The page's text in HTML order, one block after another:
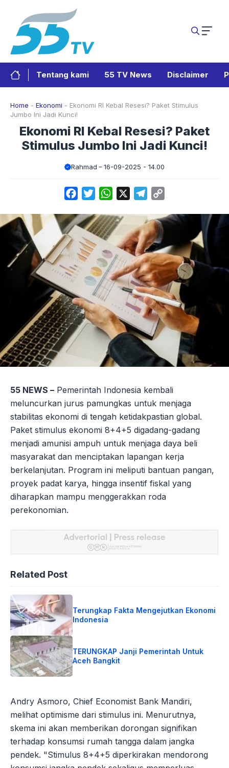
Tentang kami 55 TV News Disclaimer
Home - Ekonomi - Ekonomi RI Kebal Resesi? Paket Stimulus
Jumbo Ini Jadi Kunci!
Ekonomi RI Kebal Resesi? Paket
Stimulus Jumbo Ini Jadi Kunci!
Rahmad 16-09-2025 - 14.00
FacebookTwitterWhatsApp Telegram
55 NEWS – Pemerintah Indonesia kembali
meluncurkan jurus pamungkas untuk menjaga
stabilitas ekonomi di tengah ketidakpastian global.
Paket stimulus ekonomi 8+4+5 digadang-gadang
menjadi amunisi ampuh untuk menjaga daya beli
masyarakat dan menciptakan lapangan kerja
berkelanjutan. Program ini meliputi bantuan pangan,
proyek padat karya, hingga insentif fiskal yang
diharapkan mampu menggerakkan roda
perekonomian.
Related Post
Terungkap Fakta Mengejutkan Ekonomi
Indonesia
TERUNGKAP Janji Pemerintah Untuk
Aceh Bangkit
Andry Asmoro, Chief Economist Bank Mandiri,
melihat optimisme dari stimulus ini. Menurutnya,
skema ini akan memberikan dorongan signifikan
terhadap konsumsi rumah tangga dalam jangka
pendek. "Stimulus 8+4+5 diperkirakan mendorong